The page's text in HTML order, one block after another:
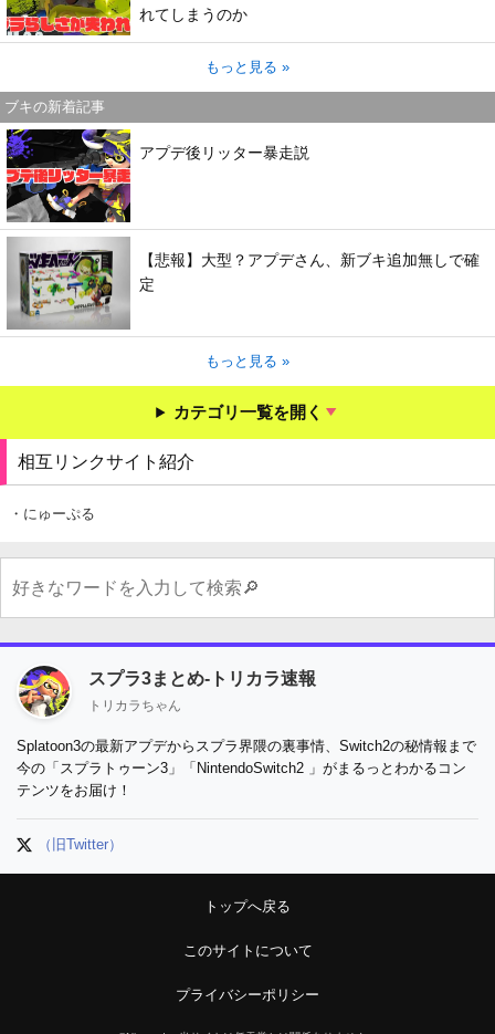
れてしまうのか
もっと見る »
ブキの新着記事
アプデ後リッター暴走説
【悲報】大型？アプデさん、新ブキ追加無しで確
定
もっと見る »
カテゴリ一覧を開く
相互リンクサイト紹介
・にゅーぷる
スプラ3まとめ-トリカラ速報
トリカラちゃん
Splatoon3の最新アプデからスプラ界隈の裏事情、Switch2の秘情報まで
今の「スプラトゥーン3」「NintendoSwitch2 」がまるっとわかるコン
テンツをお届け！
（旧Twitter）
トップへ戻る
このサイトについて
プライバシーポリシー